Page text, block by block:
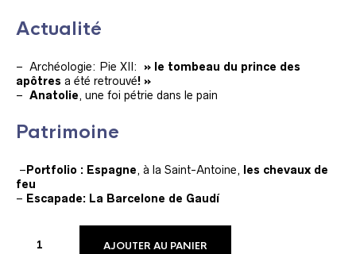
Actualité
– Archéologie: Pie XII:
» le tombeau du prince des
apôtres a été retrouvé! »
– Anatolie, une foi pétrie dans le pain
Patrimoine
– Portfolio : Espagne, à la Saint-Antoine, les chevaux de
feu
– Escapade: La Barcelone de Gaudí
AJOUTER AU PANIER